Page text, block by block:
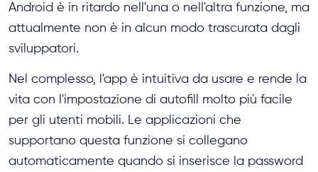
Android è in ritardo nell'una o nell'altra funzione, ma
attualmente non è in alcun modo trascurata dagli
sviluppatori.
Nel complesso, l'app è intuitiva da usare e rende la
vita con l'impostazione di autofill molto più facile
per gli utenti mobili. Le applicazioni che
supportano questa funzione si collegano
automaticamente quando si inserisce la password